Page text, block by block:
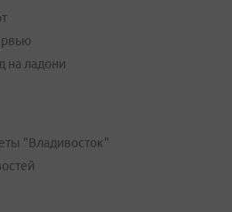
на ладони
"Владивосток"